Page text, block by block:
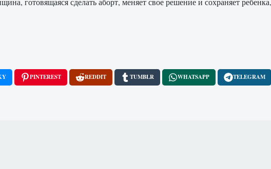
PINTEREST REDDIT TUMBLR WHATSAPP TELEGRAM
абортов